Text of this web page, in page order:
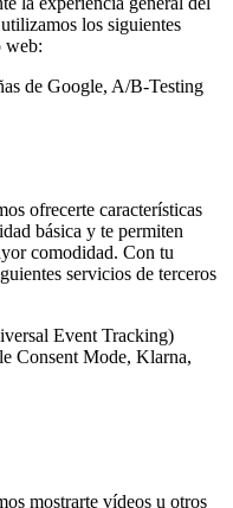
los siguientes
web:
de Google, A/B-Testing
ofrecerte características
básica y te permiten
comodidad. Con tu
servicios de terceros
Event Tracking)
Consent Mode, Klarna,
mostrarte vídeos u otros